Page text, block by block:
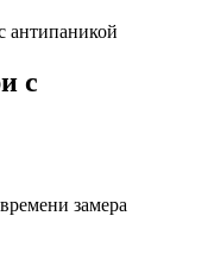
антипаникой
с
замера